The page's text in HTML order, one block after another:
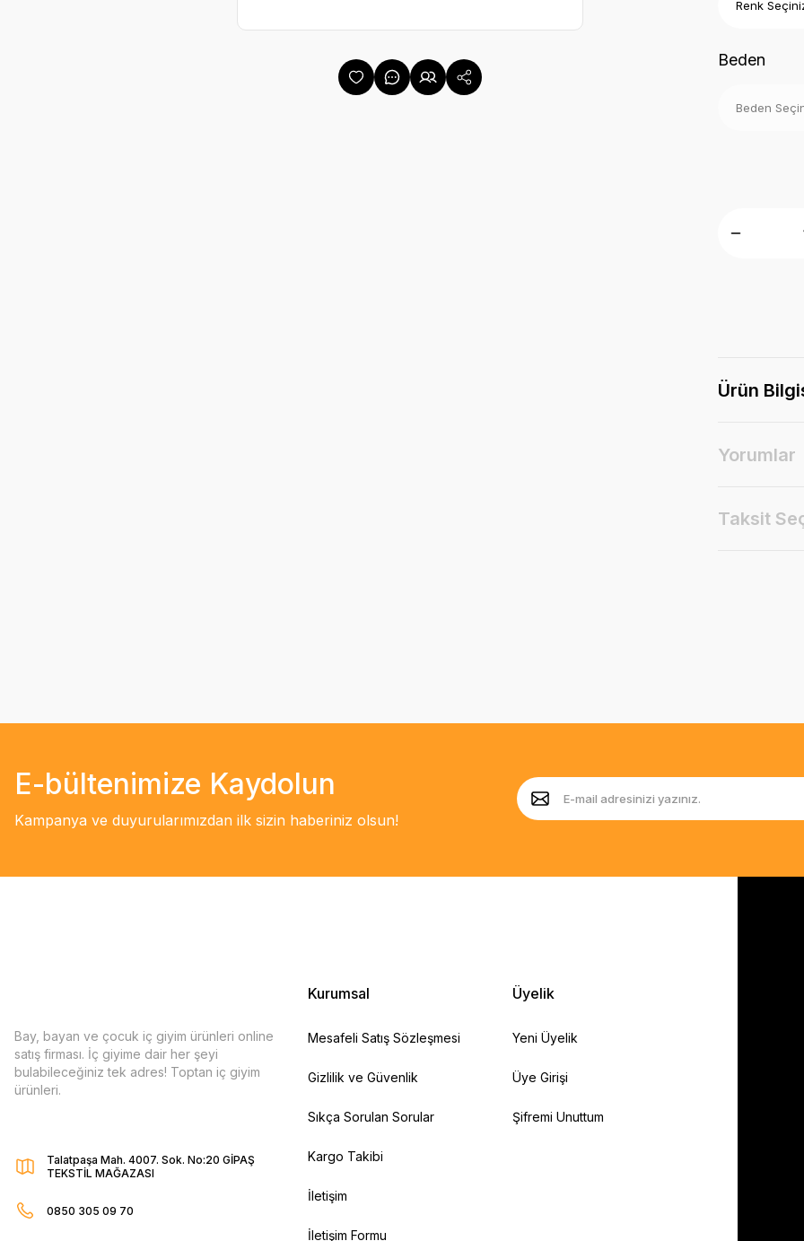
Beden
Ürün
Yorumlar
Taksit
E-bültenimize Kaydolun
Kampanya ve duyurularımızdan ilk sizin haberiniz olsun!
Bay, bayan ve çocuk iç giyim ürünleri online
satış firması. İç giyime dair her şeyi
bulabileceğiniz tek adres! Toptan iç giyim
ürünleri.
Talatpaşa Mah. 4007. Sok. No:20 GİPAŞ
TEKSTİL MAĞAZASI
0850 305 09 70
Kurumsal
Mesafeli Satış Sözleşmesi
Gizlilik ve Güvenlik
Sıkça Sorulan Sorular
Kargo Takibi
İletişim
İletişim Formu
Üyelik
Yeni Üyelik
Üye Girişi
Şifremi Unuttum